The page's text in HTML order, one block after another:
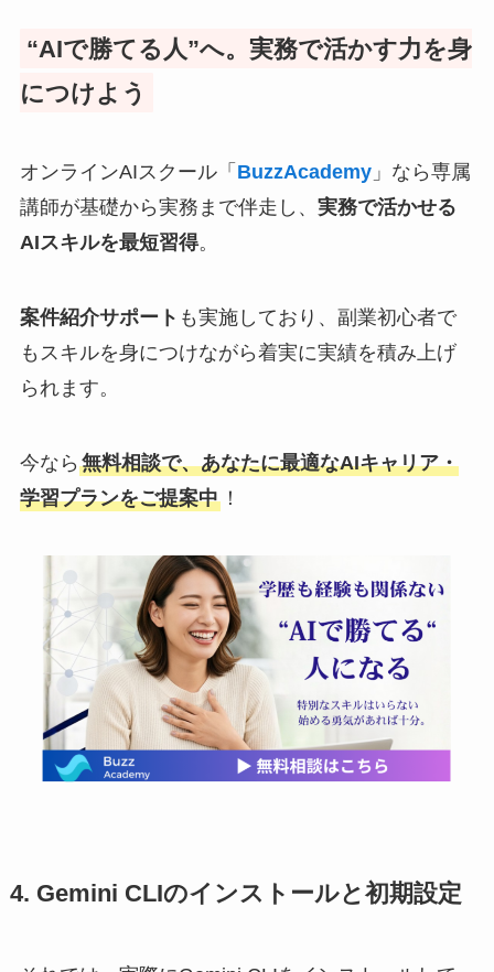
“AIで勝てる人”へ。実務で活かす力を身
につけよう
オンラインAIスクール「 BuzzAcademy」なら専属
講師が基礎から実務まで伴走し、 実務で活かせる
AIスキルを最短習得。
案件紹介サポート も実施しており、副業初心者で
もスキルを身につけながら着実に実績を積み上げ
られます。
今なら 無料相談で、あなたに最適なAIキャリア・
学習プランをご提案中！
4. Gemini CLIのインストールと初期設定